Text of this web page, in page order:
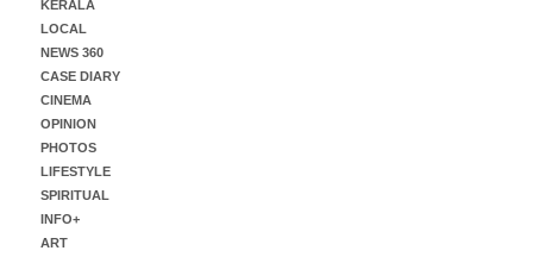
KERALA
LOCAL
NEWS 360
CASE DIARY
CINEMA
OPINION
PHOTOS
LIFESTYLE
SPIRITUAL
INFO+
ART